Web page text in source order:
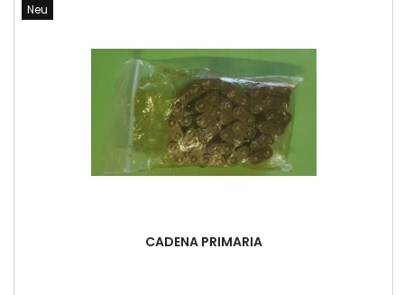
Neu
CADENA PRIMARIA